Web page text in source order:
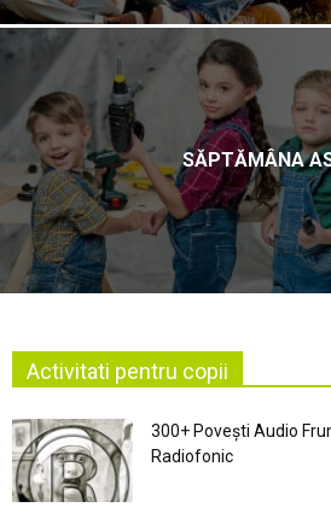
SĂPTĂMÂNA
Activitati pentru copii
300+ Povești Audio
Radiofonic